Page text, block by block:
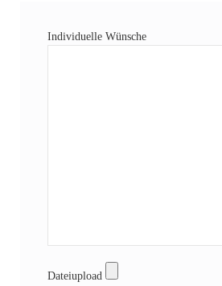
Individuelle Wünsche
Dateiupload